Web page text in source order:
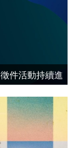
件活動持續進
，歡迎報名